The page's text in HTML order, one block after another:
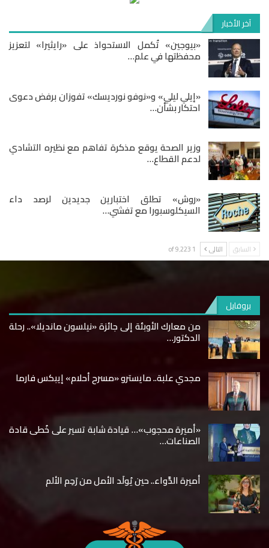
آخر الأخبار
«بيوجين» تُكمل الاستحواذ على «رايثيرا» لتعزيز
محفظتها في علم…
«إيلي ليلي» و«نوفو نورديسك» تفوزان برفض دعوى
احتكار بشأن…
وزير الصحة يوقع مذكرة تفاهم مع نظيره التشادي
لدعم القطاع…
«روش» تطلق اختبارين جديدين لرصد داء
السيكلوسبورا مع تفشي…
السابق التالى 1 of 9٬223
بروفايل
من معارك الأوبئة إلى جائزة «نيلسون مانديلا».. رحلة
الدكتور…
مجدي علبة.. مايسترو «مسرح أحلام» إيبكس فارما
«أميرة محجوب»… قيادة شابة تسير على خُطى قادة
الصناعات…
أميرة الدَّواء.. حين يُولَد الأمل من رَحِم الألم